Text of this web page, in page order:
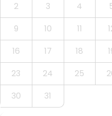
2
3 4
9
10 11
16
17 18
23
24 25
30
31